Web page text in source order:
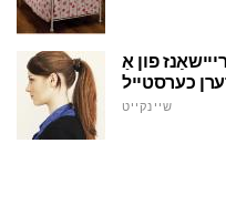
פון אַ
כערסטייל
שיינקייט